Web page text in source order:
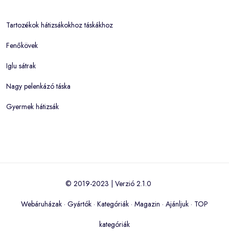
Tartozékok hátizsákokhoz táskákhoz
Fenőkövek
Iglu sátrak
Nagy pelenkázó táska
Gyermek hátizsák
© 2019-2023 | Verzió 2.1.0
Webáruházak · Gyártók · Kategóriák · Magazin · Ajánljuk · TOP
kategóriák